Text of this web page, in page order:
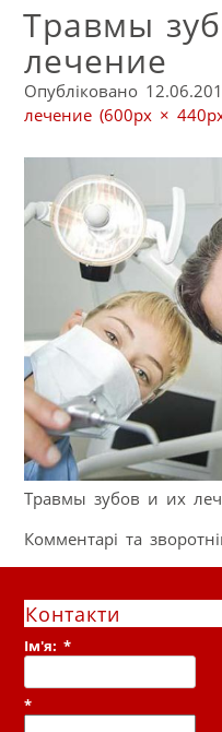
Травмы
лечение
Опубліковано
лечение (600px ×
Травмы зубов и их
Комментарі та
Контакти
Ім'я:*
*